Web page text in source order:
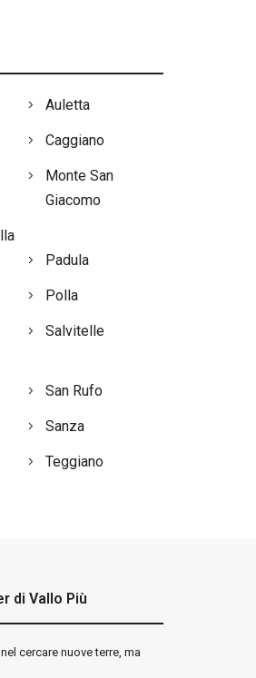
Auletta
Caggiano
Monte San
Giacomo
Padula
Polla
Salvitelle
San Rufo
Sanza
Teggiano
di Vallo Più
cercare nuove terre, ma